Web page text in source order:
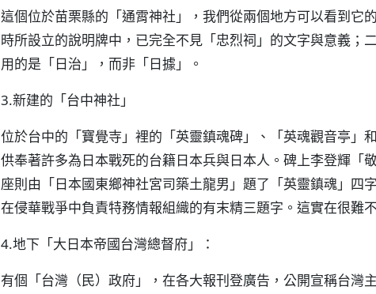
這個位於苗栗縣的「通霄神社」，我們從兩個地方可以看到它
時所設立的說明牌中，已完全不見「忠烈祠」的文字與意義；
用的是「日治」，而非「日據」。
3.新建的「台中神社」
位於台中的「寶覺寺」裡的「英靈鎮魂碑」、「英魂觀音亭」
供奉著許多為日本戰死的台籍日本兵與日本人。碑上李登輝「
座則由「日本國東鄉神社宮司築土龍男」題了「英靈鎮魂」四
在侵華戰爭中負責特務情報組織的有末精三題字。這實在很難
4.地下「大日本帝國台灣總督府」：
有個「台灣（民）政府」，在各大報刊登廣告，公開宣稱台灣